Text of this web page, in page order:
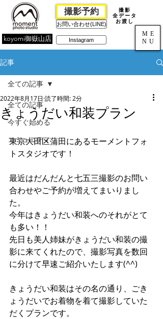
ME
NU
koyomi御嶽山店
撮影予約
お問い合わせ(LINE)
Instagram
撮影
全データ
お渡し
記事
全ての記事
今すぐ始める
コミュニティ
全ての記事
きょうだい和装プラン
2022年8月17日 読了時間: 2分
東京大田区蒲田にあるモーメントフォ
トスタジオです！
最近はだんだんと七五三撮影のお問い
合わせやご予約が増えてまいりまし
た。
今年はきょうだい和装へのそれがとて
も多い！！
先日も美人姉妹がきょうだい和装の撮
影に来てくれたので、撮影写真を数回
に分けて早速ご紹介いたします(^^)
きょうだい和装はその名の通り、ごき
ょうだいでお着物を着て撮影していた
だくプランです。